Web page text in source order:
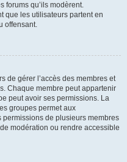
forums qu’ils modèrent.
que les utilisateurs partent en
offensant.
de gérer l’accès des membres et
Chaque membre peut appartenir
peut avoir ses permissions. La
groupes permet aux
de plusieurs membres
modération ou rendre accessible